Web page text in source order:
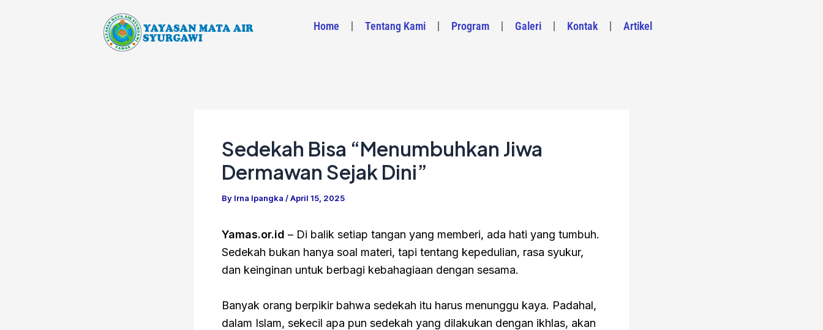
Home Tentang Kami Program Galeri Kontak Artikel
Sedekah Bisa “Menumbuhkan Jiwa
Dermawan Sejak Dini”
By Irna Ipangka /April 15, 2025
Yamas.or.id – Di balik setiap tangan yang memberi, ada hati yang tumbuh.
Sedekah bukan hanya soal materi, tapi tentang kepedulian, rasa syukur,
dan keinginan untuk berbagi kebahagiaan dengan sesama.
Banyak orang berpikir bahwa sedekah itu harus menunggu kaya. Padahal,
dalam Islam, sekecil apa pun sedekah yang dilakukan dengan ikhlas, akan
navigation